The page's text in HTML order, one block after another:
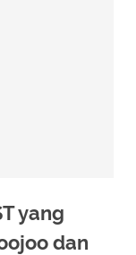
yang
dan